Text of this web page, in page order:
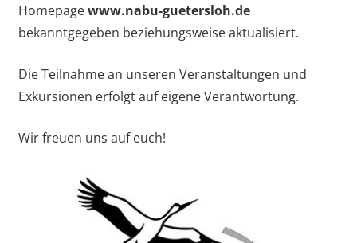
Homepagewww.nabu-guetersloh.de
bekanntgegeben beziehungsweise aktualisiert.
Die Teilnahme an unseren Veranstaltungen und
Exkursionen erfolgt auf eigene Verantwortung.
Wir freuen uns auf euch!